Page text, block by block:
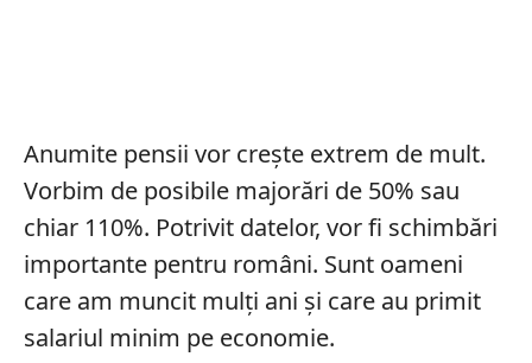
Anumite pensii vor crește extrem de mult.
Vorbim de posibile majorări de 50% sau
chiar 110%. Potrivit datelor, vor fi schimbări
importante pentru români. Sunt oameni
care am muncit mulți ani și care au primit
salariul minim pe economie.